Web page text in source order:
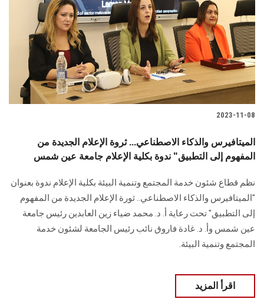
2023-11-08
الميتافيرس والذكاء الاصطناعي... ثروة الإعلام الجديدة من
المفهوم إلى التطبيق" ندوة بكلية الإعلام جامعة عين شمس
نظم قطاع شئون خدمة المجتمع وتنمية البيئة بكلية الإعلام ندوة بعنوان
"الميتافيرس والذكاء الاصطناعي.. ثورة الإعلام الجديدة من المفهوم
إلى التطبيق" تحت رعاية أ. د. محمد ضياء زين العابدين رئيس جامعة
عين شمس وأ. د. غادة فاروق نائب رئيس الجامعة لشئون خدمة
المجتمع وتنمية البيئة.
اقرأ المزيد